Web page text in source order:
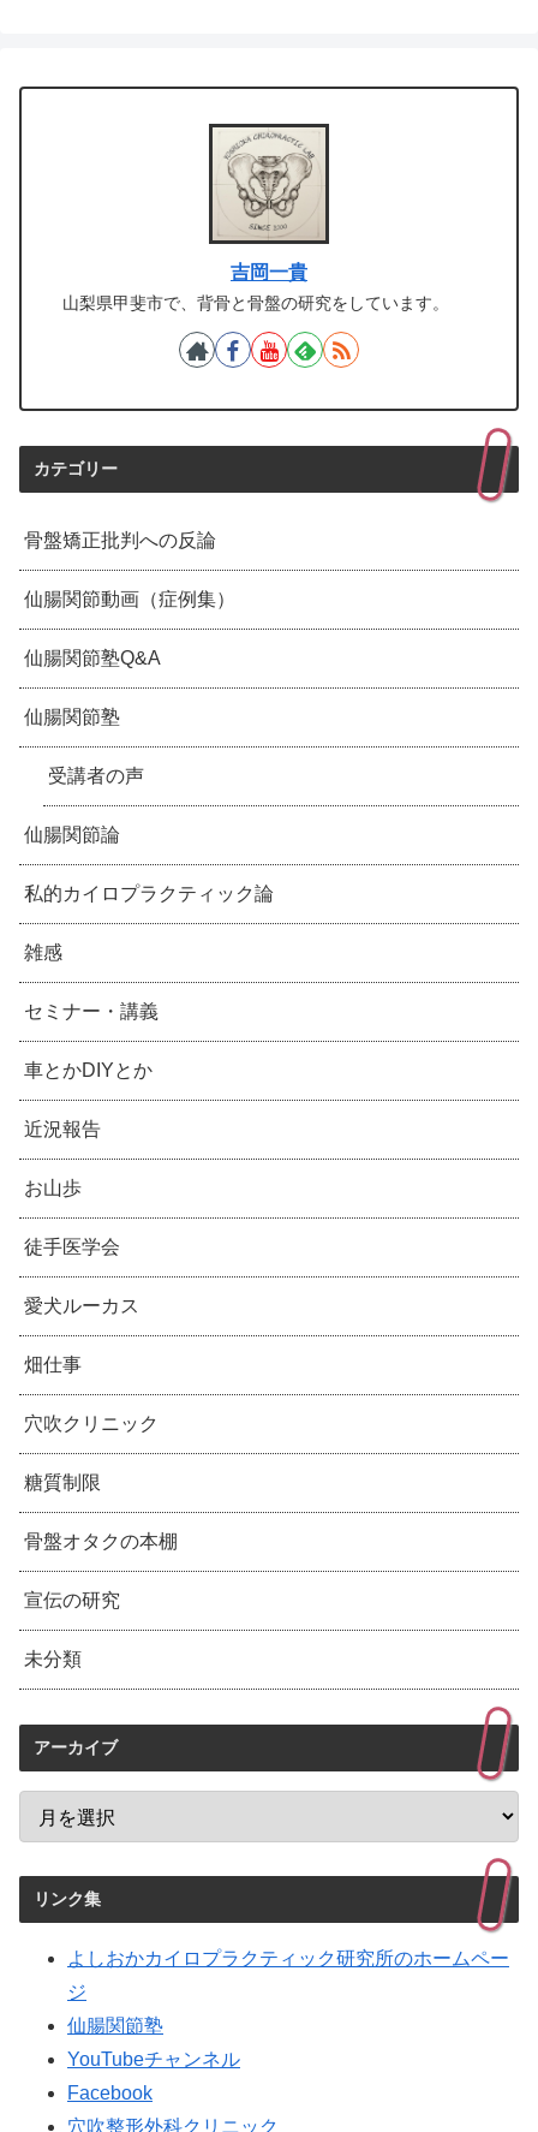
吉岡一貴
山梨県甲斐市で、背骨と骨盤の研究をしています。
カテゴリー
骨盤矯正批判への反論
仙腸関節動画（症例集）
仙腸関節塾Q&A
仙腸関節塾
受講者の声
仙腸関節論
私的カイロプラクティック論
雑感
セミナー・講義
車とかDIYとか
近況報告
お山歩
徒手医学会
愛犬ルーカス
畑仕事
穴吹クリニック
糖質制限
骨盤オタクの本棚
宣伝の研究
未分類
アーカイブ
リンク集
よしおかカイロプラクティック研究所のホームペー
ジ
仙腸関節塾
YouTubeチャンネル
Facebook
穴吹整形外科クリニック